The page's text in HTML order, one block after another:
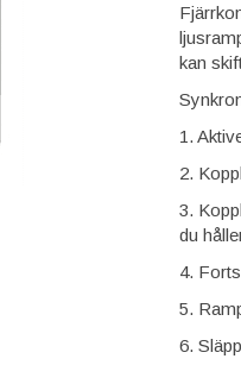
kan
1.
2.
3.
du
4.
5.
6.